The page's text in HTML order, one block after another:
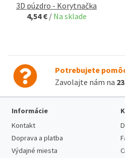
3D púzdro - Korytnačka
4,54 € / Na sklade
Potrebujete
Zavolajte nám na
Informácie
Kontakt
Doprava a platba
Výdajné miesta